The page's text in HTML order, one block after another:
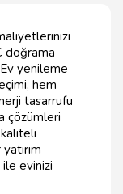
doğrama
yenileme
hem
tasarrufu
çözümleri
ile evinizi